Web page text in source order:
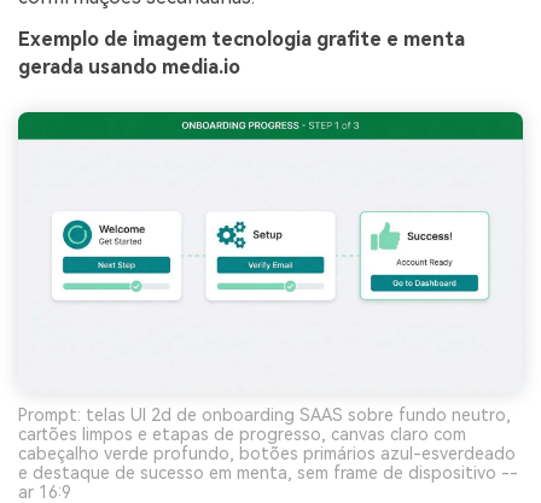
Exemplo de imagem tecnologia grafite e menta
gerada usando media.io
Prompt: telas UI 2d de onboarding SAAS sobre fundo neutro,
cartões limpos e etapas de progresso, canvas claro com
cabeçalho verde profundo, botões primários azul-esverdeado
e destaque de sucesso em menta, sem frame de dispositivo --
ar 16:9